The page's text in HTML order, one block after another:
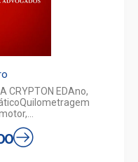
CRYPTON EDAno,